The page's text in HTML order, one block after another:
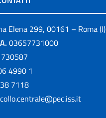
Elena 299, 00161 – Roma (I)
03657731000
4990 1
7118